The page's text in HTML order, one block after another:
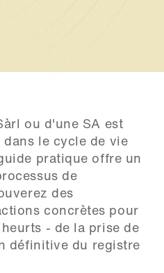
ou d'une SA est
le cycle de vie
pratique offre un
de
des
concrètes pour
- de la prise de
définitive du registre